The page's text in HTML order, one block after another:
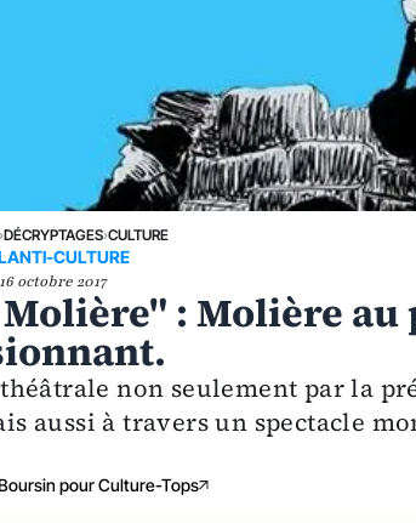
DÉCRYPTAGES›CULTURE
CULTURE
16 octobre 2017
: Molière au
non seulement par la
aussi à travers un spectacle
pour Culture-Tops